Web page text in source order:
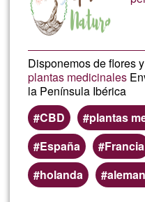
Disponemos de flores
plantas medicinales
la Península Ibérica
CBD
plantas
España
Francia
holanda